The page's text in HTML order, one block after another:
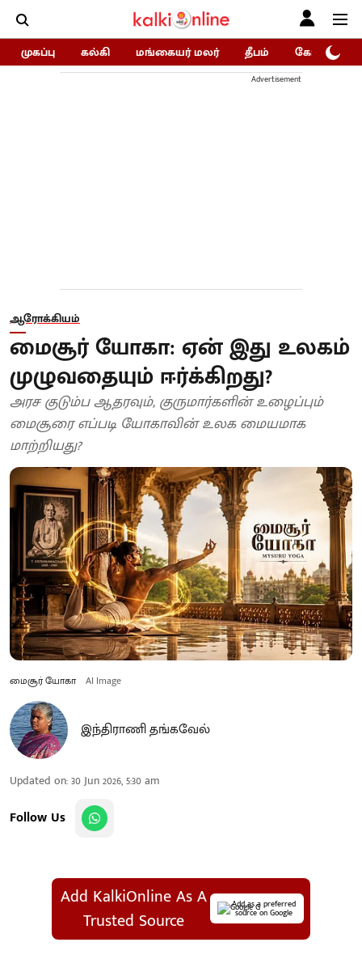
முகப்பு கல்கி மங்கையர் மலர் தீபம் கோகுலம்/
Advertisement
ஆரோக்கியம்
மைசூர் யோகா: ஏன் இது உலகம்
முழுவதையும் ஈர்க்கிறது?
அரச குடும்ப ஆதரவும், குருமார்களின் உழைப்பும்
மைசூரை எப்படி யோகாவின் உலக மையமாக
மாற்றியது?
மைசூர் யோகா AI Image
இந்திராணி தங்கவேல்
Updated on:30 Jun 2026, 5:30 am
Follow Us
Add KalkiOnline As A
Trusted Source
Add as a preferred
source on Google